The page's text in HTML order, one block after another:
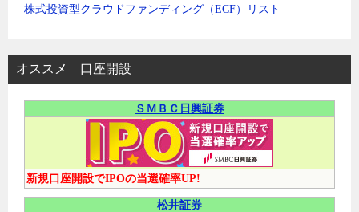
株式投資型クラウドファンディング（ECF）リスト
オススメ 口座開設
ＳＭＢＣ日興証券
新規口座開設でIPOの当選確率UP!
松井証券